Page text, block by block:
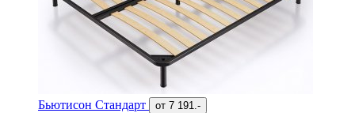
Бьютисон Стандарт от 7 191.-